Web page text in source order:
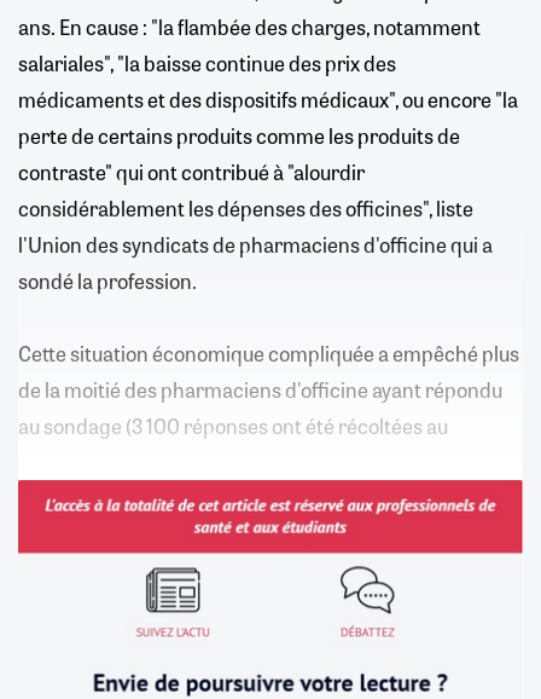
ans. En cause : "la flambée des charges, notamment
salariales", "la baisse continue des prix des
médicaments et des dispositifs médicaux", ou encore "la
perte de certains produits comme les produits de
contraste" qui ont contribué à "alourdir
considérablement les dépenses des officines", liste
l'Union des syndicats de pharmaciens d'officine qui a
sondé la profession.
Cette situation économique compliquée a empêché plus
de la moitié des pharmaciens d'officine ayant répondu
au sondage (3 100 réponses ont été récoltées au